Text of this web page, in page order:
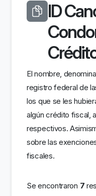
ID
El nombre,
registro federal de
los que se les
algún crédito fiscal,
respectivos.
sobre las
fiscales.
Se encontraron 7